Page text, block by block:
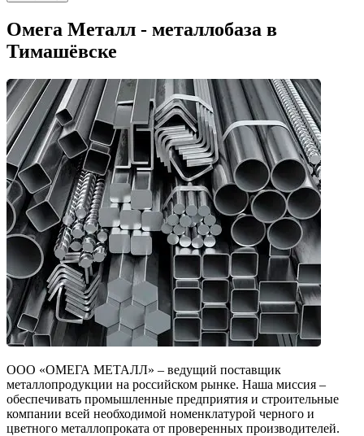
Омега Металл - металлобаза в
Тимашёвске
ООО «ОМЕГА МЕТАЛЛ» – ведущий поставщик
металлопродукции на российском рынке. Наша миссия –
обеспечивать промышленные предприятия и строительные
компании всей необходимой номенклатурой черного и
цветного металлопроката от проверенных производителей.